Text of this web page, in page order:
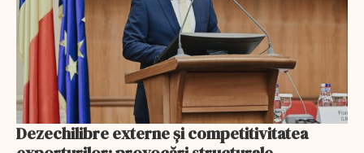
Dezechilibre externe și competitivitatea